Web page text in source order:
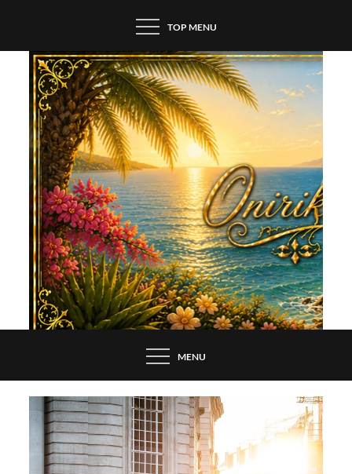
content
TOP MENU
MENU